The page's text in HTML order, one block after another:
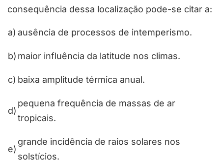
consequência dessa localização pode-se citar a:
a) ausência de processos de intemperismo.
b) maior influência da latitude nos climas.
c) baixa amplitude térmica anual.
d)
pequena frequência de massas de ar
tropicais.
e)
grande incidência de raios solares nos
solstícios.